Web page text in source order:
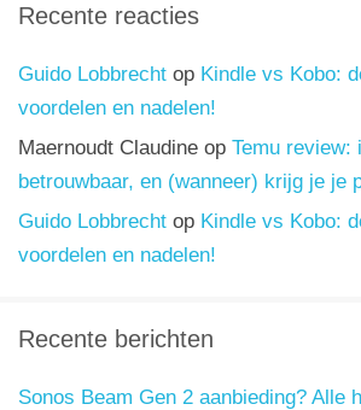
Recente reacties
Guido Lobbrecht op Kindle vs Kobo:
voordelen en nadelen!
Maernoudt Claudine op Temu review:
betrouwbaar, en (wanneer) krijg je je
Guido Lobbrecht op Kindle vs Kobo:
voordelen en nadelen!
Recente berichten
Sonos Beam Gen 2 aanbieding? Alle